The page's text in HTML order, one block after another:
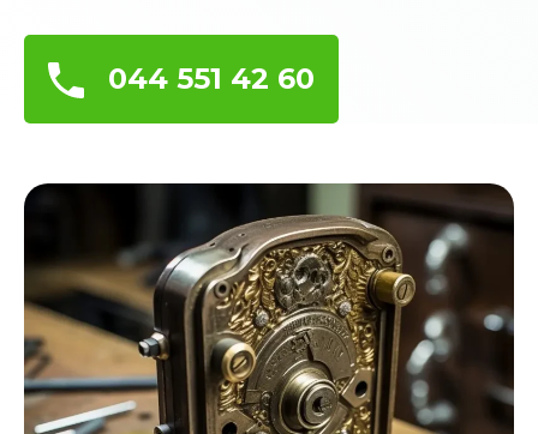
044 551 42 60